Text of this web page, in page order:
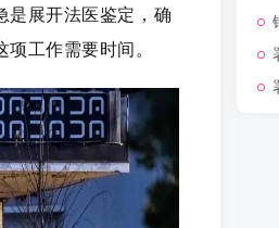
是展开法医鉴定，确
工作需要时间。